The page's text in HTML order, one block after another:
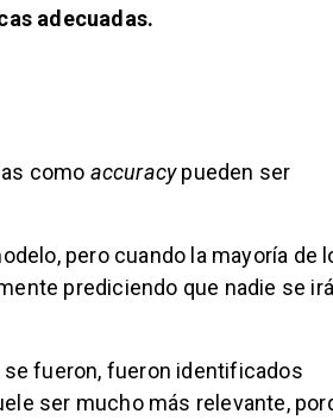
adecuadas.
como accuracypueden ser
pero cuando la mayoría de
prediciendo que nadie se
fueron, fueron identificados
ser mucho más relevante,